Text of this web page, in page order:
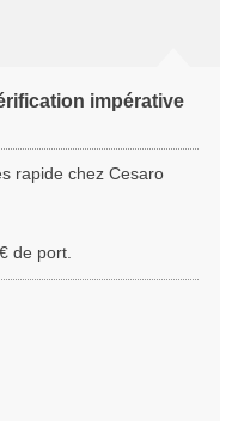
impérative
rapide chez Cesaro
de port.